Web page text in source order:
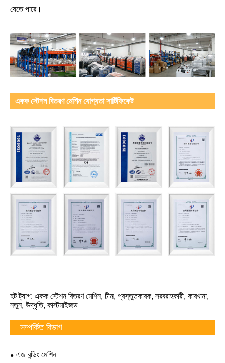
যেতে পারে।
একক স্টেশন বিতরণ মেশিন যোগ্যতা সার্টিফিকেট
হট ট্যাগ: একক স্টেশন বিতরণ মেশিন, চীন, প্রস্তুতকারক, সরবরাহকারী, কারখানা,
নতুন, উদ্ধৃতি, কাস্টমাইজড
সম্পর্কিত বিভাগ
এজ বন্ডিং মেশিন